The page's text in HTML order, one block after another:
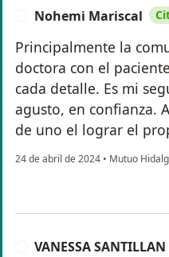
Nohemi Mariscal
Principalmente la
doctora con el
cada detalle. Es mi
agusto, en confianza.
de uno el lograr el
24 de abril de 2024 • Mutuo
VANESSA SANTILLAN